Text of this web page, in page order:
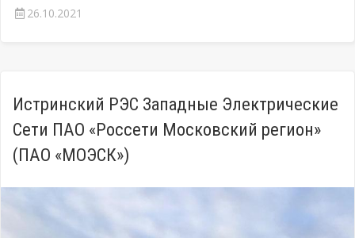
26.10.2021
Истринский РЭС Западные Электрические
Сети ПАО «Россети Московский регион»
(ПАО «МОЭСК»)